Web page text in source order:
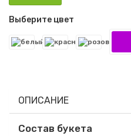
Выберите цвет
ОПИСАНИЕ
Состав букета